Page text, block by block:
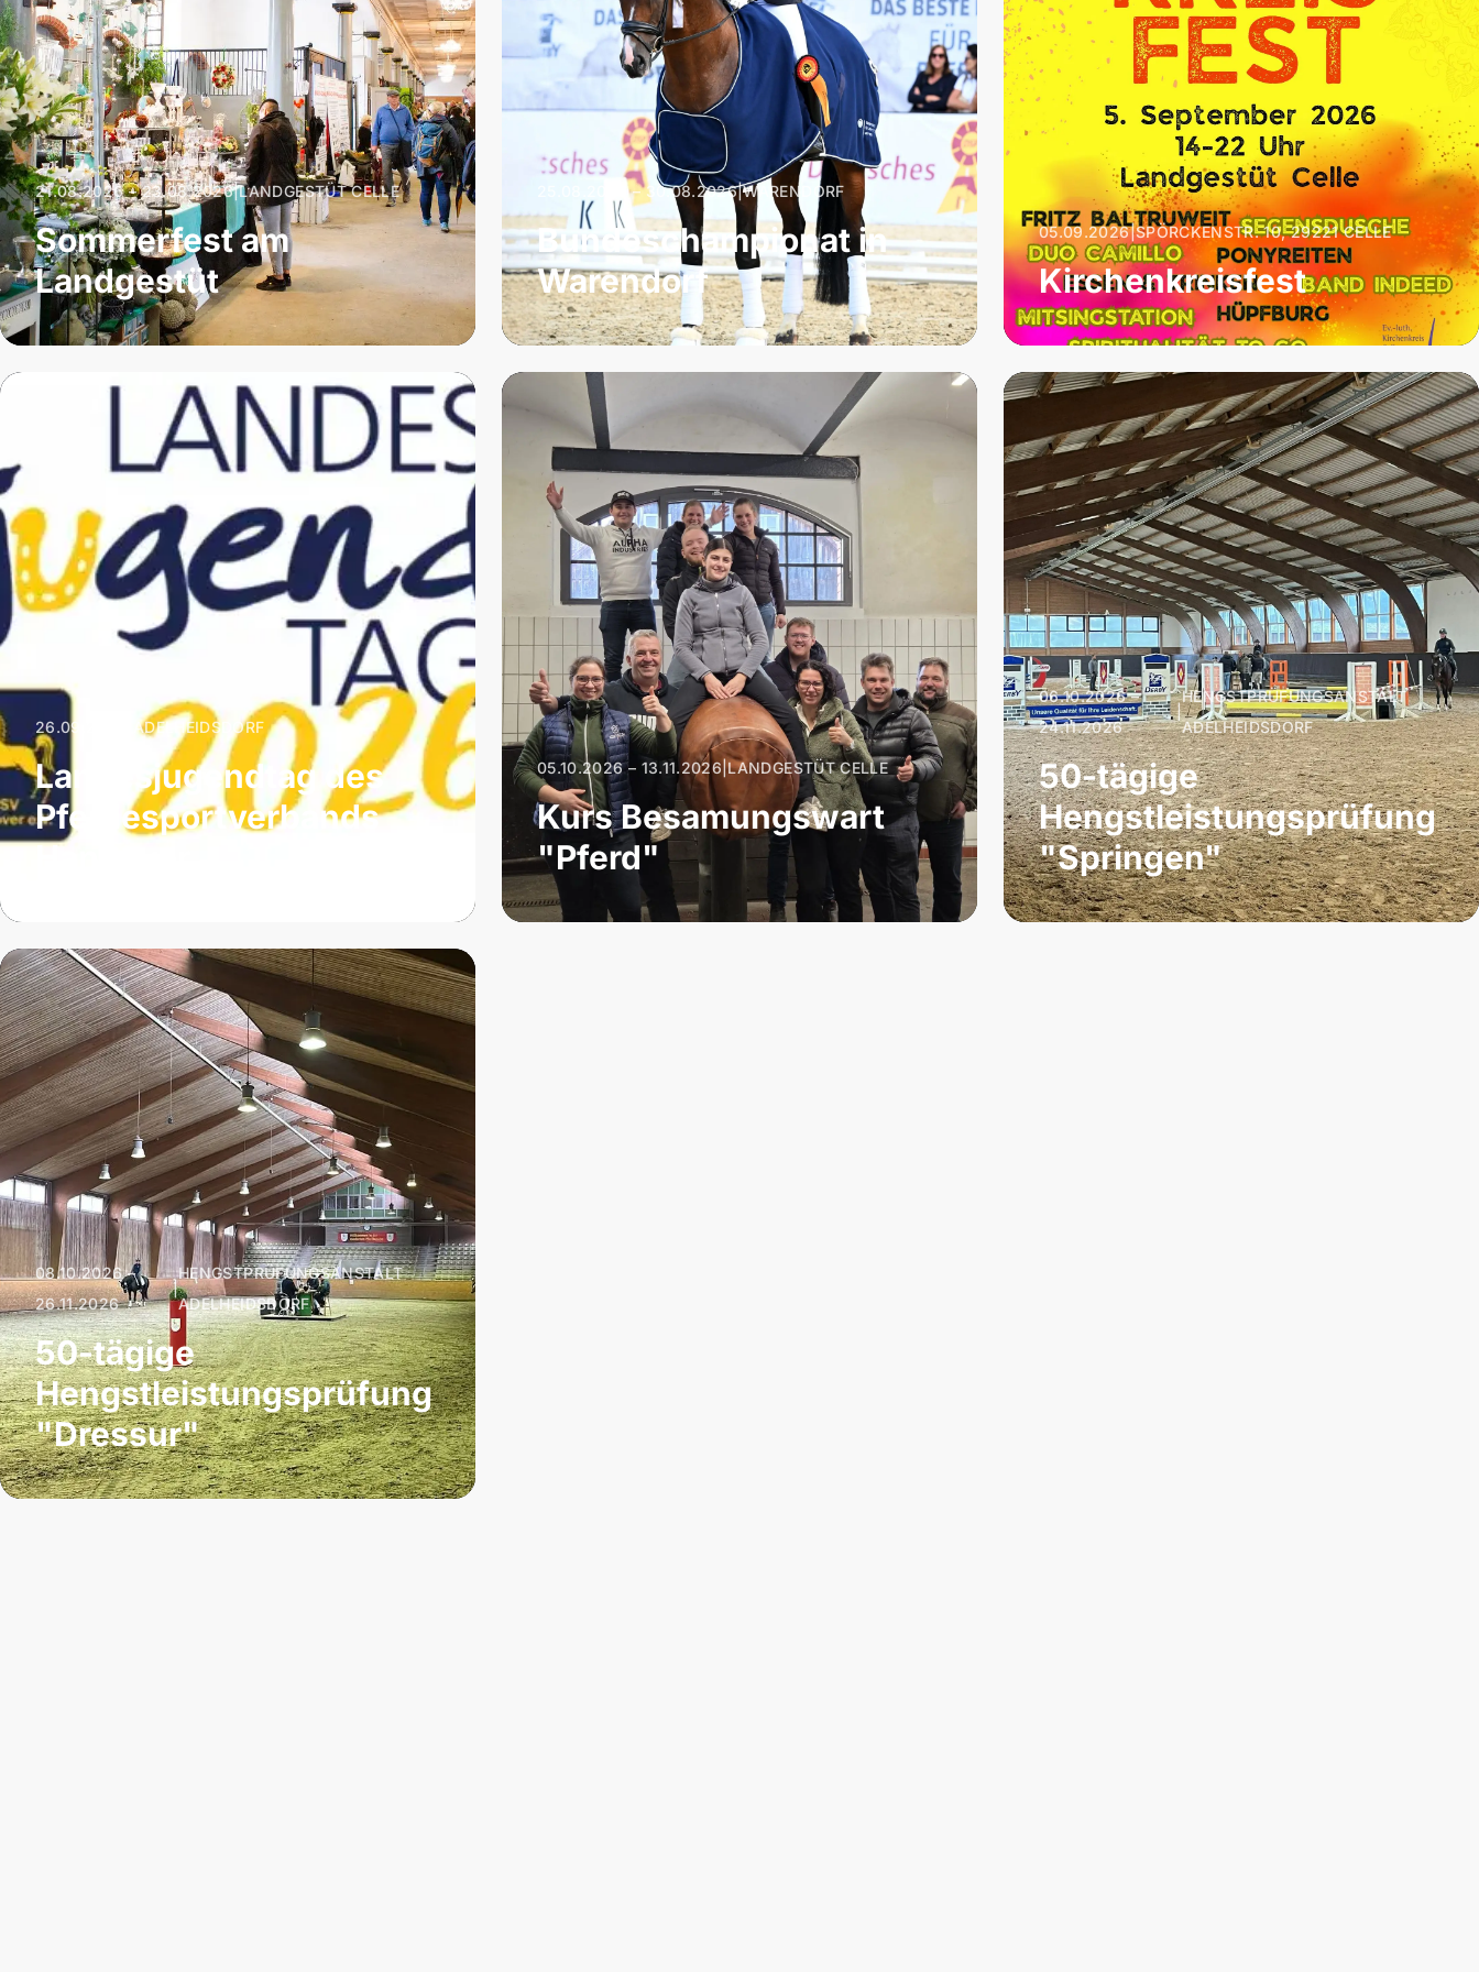
21.08.2026 – 23.08.2026|LANDGESTÜT CELLE
Sommerfest am
Landgestüt
25.08.2026 – 30.08.2026|WARENDORF
Bundeschampionat in
Warendorf
05.09.2026|SPÖRCKENSTR. 10, 29221 CELLE
Kirchenkreisfest
26.09.2026 ADELHEIDSDORF
Landesjugendtag des
Pferdesportverbands
Hannover
05.10.2026 – 13.11.2026|LANDGESTÜT CELLE
Kurs Besamungswart
"Pferd"
06.10.2026 –
24.11.2026
|
HENGSTPRÜFUNGSANSTALT
ADELHEIDSDORF
50-tägige
Hengstleistungsprüfung
"Springen"
08.10.2026 –
26.11.2026
|
HENGSTPRÜFUNGSANSTALT
ADELHEIDSDORF
50-tägige
Hengstleistungsprüfung
"Dressur"